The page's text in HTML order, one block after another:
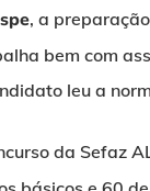
, a
bem com
leu a
da Sefaz